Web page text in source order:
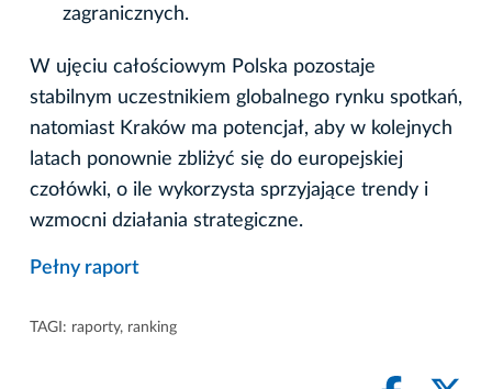
zagranicznych.
W ujęciu całościowym Polska pozostaje
stabilnym uczestnikiem globalnego rynku spotkań,
natomiast Kraków ma potencjał, aby w kolejnych
latach ponownie zbliżyć się do europejskiej
czołówki, o ile wykorzysta sprzyjające trendy i
wzmocni działania strategiczne.
Pełny raport
TAGI: raporty, ranking